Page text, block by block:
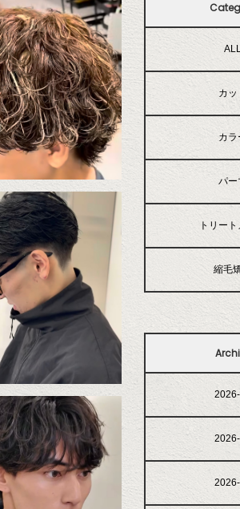
カッ
カラ
パー
トリート
縮毛